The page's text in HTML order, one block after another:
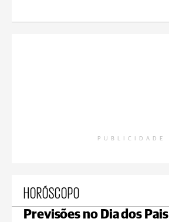
PUBLICIDADE
HORÓSCOPO
Previsões no Dia dos Pais